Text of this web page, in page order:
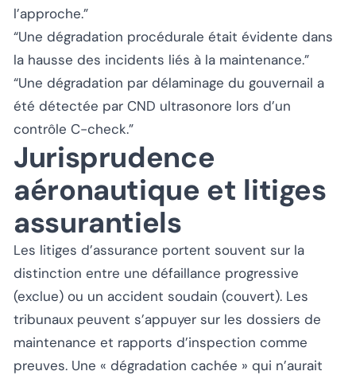
l’approche.”
“Une dégradation procédurale était évidente dans
la hausse des incidents liés à la maintenance.”
“Une dégradation par délaminage du gouvernail a
été détectée par CND ultrasonore lors d’un
contrôle C-check.”
Jurisprudence
aéronautique et litiges
assurantiels
Les litiges d’assurance portent souvent sur la
distinction entre une défaillance progressive
(exclue) ou un accident soudain (couvert). Les
tribunaux peuvent s’appuyer sur les dossiers de
maintenance et rapports d’inspection comme
preuves. Une « dégradation cachée » qui n’aurait